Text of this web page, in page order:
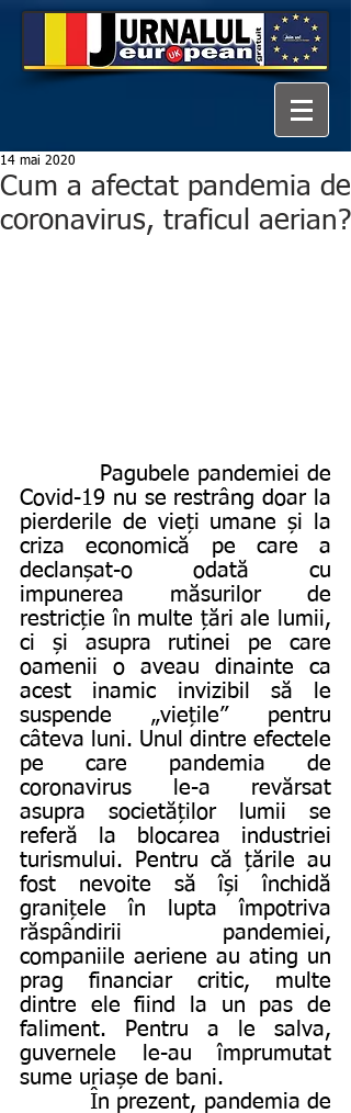
Cum a afectat pandemia de
coronavirus, traficul aerian?
14 mai 2020
Covid-19 nu se restrâng doar la
pierderile de vieți umane și la
criza economică pe care a
declanșat-o odată cu
impunerea măsurilor de
restricție în multe țări ale lumii,
ci și asupra rutinei pe care
oamenii o aveau dinainte ca
acest inamic invizibil să le
suspende „viețile” pentru
câteva luni. Unul dintre efectele
pe care pandemia de
coronavirus le-a revărsat
asupra societăților lumii se
referă la blocarea industriei
turismului. Pentru că țările au
fost nevoite să își închidă
granițele în lupta împotriva
răspândirii pandemiei,
companiile aeriene au ating un
prag financiar critic, multe
dintre ele fiind la un pas de
faliment. Pentru a le salva,
guvernele le-au împrumutat
sume uriașe de bani.